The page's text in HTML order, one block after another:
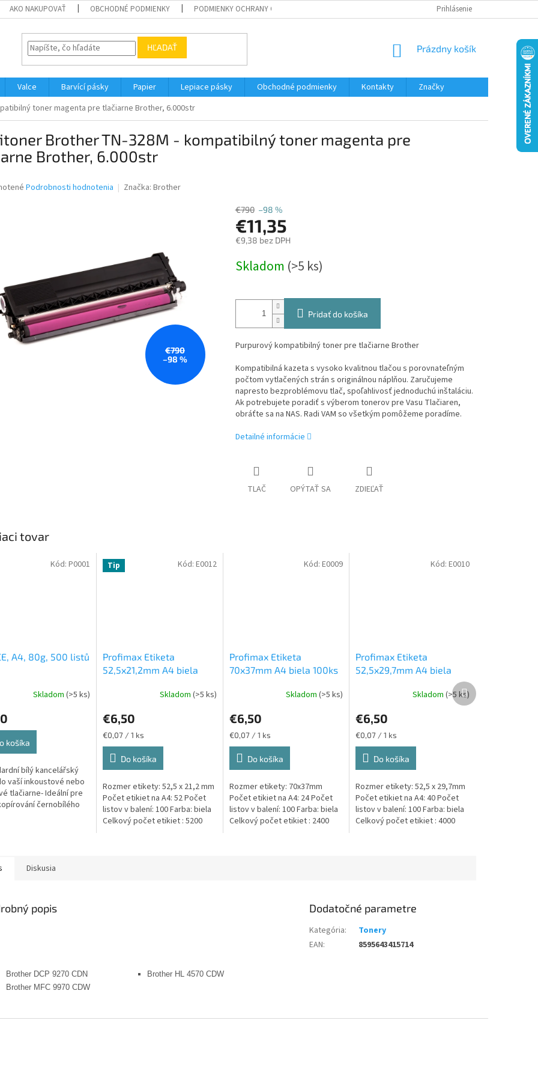
AKO NAKUPOVAŤ OBCHODNÉ PODMIENKY PODMIENKY OCHRANY OSOBNÝCH ÚDAJOV Prihlásenie
HĽADAŤ
NÁKUPNÝ
Prázdny košík
Valce Barvící pásky Papier Lepiace pásky Obchodné podmienky Kontakty
Značky
toner magenta pre tlačiarne Brother, 6.000str
Brother TN-328M - kompatibilný toner magenta pre
Brother, 6.000str
Podrobnosti hodnotenia Značka: Brother
€790
–98 %
€790 –98 %
€11,35
€9,38 bez DPH
cena:
Skladom (>5 ks)
Pridať do košíka
Purpurový kompatibilný toner pre tlačiarne Brother
Kompatibilná kazeta s vysoko kvalitnou tlačou s porovnateľným
počtom vytlačených strán s originálnou náplňou. Zaručujeme
napresto bezproblémovu tlač, spoľahlivosť jednoduchú inštaláciu.
Ak potrebujete poradiť s výberom tonerov pre Vasu Tlačiaren,
obráťte sa na NAS. Radi VAM so všetkým pomôžeme poradíme.
Detailné informácie
TLAČ OPÝTAŤ SA ZDIEĽAŤ
tovar
A4, 80g, 500 listů
Skladom (>5 ks)
košíka
bílý kancelářský
vaší inkoustové nebo
tlačiarne- Ideální pre
černobílého
Kód: P0001 Tip
Profimax Etiketa
52,5x21,2mm A4 biela
Skladom (>5 ks)
€6,50
Jednotková
cena:
€0,07 / 1 ks
Do košíka
Rozmer etikety: 52,5 x 21,2 mm
Počet etikiet na A4: 52 Počet
listov v balení: 100 Farba: biela
Celkový počet etikiet : 5200
Kód: E0012
Profimax Etiketa
70x37mm A4 biela 100ks
Skladom(>5 ks)
€6,50
Jednotková
cena:
€0,07 / 1 ks
Do košíka
Rozmer etikety: 70x37mm
Počet etikiet na A4: 24 Počet
listov v balení: 100 Farba: biela
Celkový počet etikiet : 2400
Kód:E0009
Profimax Etiketa
52,5x29,7mm A4 biela
Skladom (>5 ks)
€6,50
Jednotková
cena:
€0,07 / 1 ks
Do košíka
Rozmer etikety: 52,5 x 29,7mm
Počet etikiet na A4: 40 Počet
listov v balení: 100 Farba: biela
Celkový počet etikiet : 4000
Kód: E0010
Ďalší
produkt
Diskusia
popis
Brother DCP 9270 CDN
Brother HL 4570 CDW
Brother MFC 9970 CDW
Dodatočné parametre
Kategória:
Tonery
EAN: 8595643415714